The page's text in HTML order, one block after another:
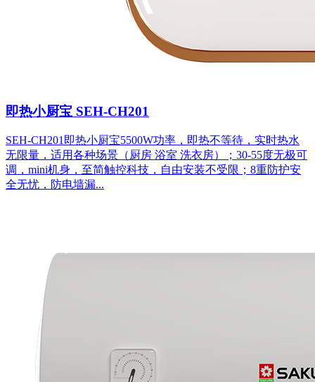
即热小厨宝 SEH-CH201
SEH-CH201即热小厨宝5500W功率，即热不等待，实时热水
无限量，适用各种场景（厨房 浴室 洗衣房）；30-55度无极可
调，mini机身，至简触控科技，自由安装不受限；8重防护安
全无忧，防电墙漏...